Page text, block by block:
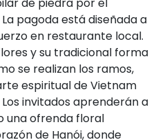
pagoda está diseñada a
en restaurante local.
y su tradicional forma
se realizan los ramos,
espiritual de Vietnam
invitados aprenderán a
una ofrenda floral
de Hanói, donde